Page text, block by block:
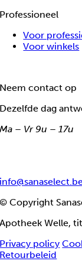
Professioneel
Voor
Voor winkels
Neem contact op
Dezelfde dag
Ma – Vr 9u – 17u
© Copyright
Apotheek Welle,
Privacy policy
Retourbeleid